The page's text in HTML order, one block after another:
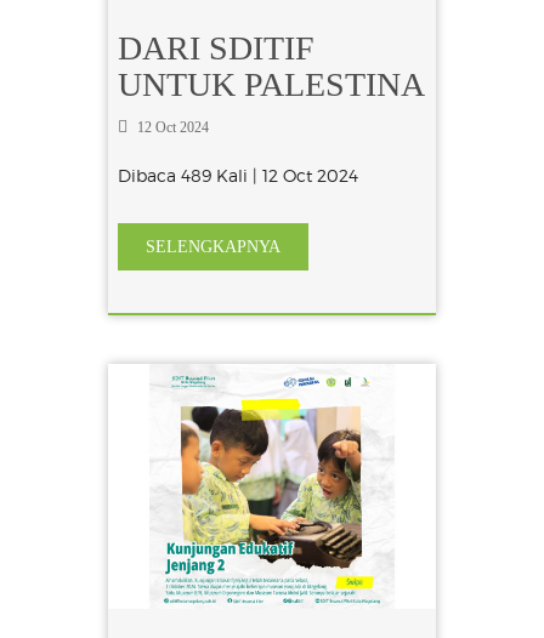
DARI SDITIF
UNTUK PALESTINA
12 Oct 2024
Dibaca 489 Kali | 12 Oct 2024
SELENGKAPNYA